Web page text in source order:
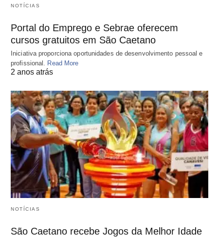
NOTÍCIAS
Portal do Emprego e Sebrae oferecem
cursos gratuitos em São Caetano
Iniciativa proporciona oportunidades de desenvolvimento pessoal e
profissional.
Read More
2 anos atrás
NOTÍCIAS
São Caetano recebe Jogos da Melhor Idade